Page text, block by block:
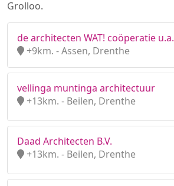
Grolloo.
de architecten WAT! coöperatie u.a.
+9km. - Assen, Drenthe
vellinga muntinga architectuur
+13km. - Beilen, Drenthe
Daad Architecten B.V.
+13km. - Beilen, Drenthe